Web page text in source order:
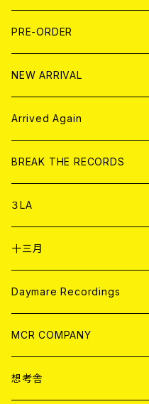
LP
HOOD
T-shirt
HOOD
BOLLOCKS
EL ZINE
写真集 (PHOTOBOOK)
CD
アナログ
アパレル
書籍
DIGITAL CONTENTS
PRE-ORDER
NEW ARRIVAL
CD
アナログ
Arrived Again
CD
アナログ
BREAK THE RECORDS
CD
ANALOG
アパレル
３LA
CD
ANALOG
十三月
CD
ANALOG
Daymare Recordings
CD
ANALOG
MCR COMPANY
CD
想考舎